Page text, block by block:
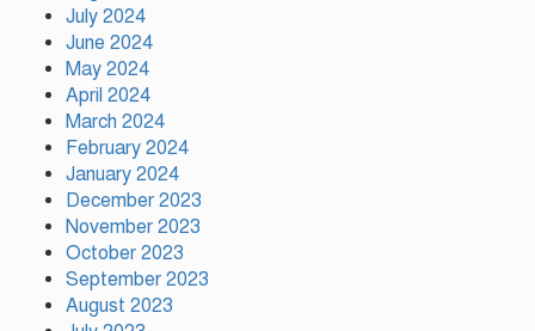
July 2024
June 2024
May 2024
April 2024
March 2024
February 2024
January 2024
December 2023
November 2023
October 2023
September 2023
August 2023